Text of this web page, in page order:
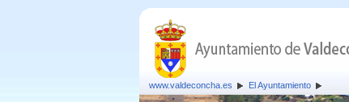
www.valdeconcha.es El Ayuntamiento